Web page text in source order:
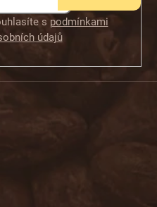
s podmínkami
údajů